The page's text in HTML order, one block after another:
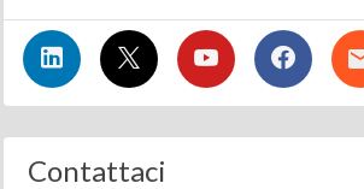
Contattaci